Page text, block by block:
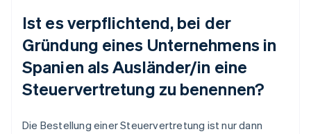
Ist es verpflichtend, bei der
Gründung eines Unternehmens in
Spanien als Ausländer/in eine
Steuervertretung zu benennen?
Die Bestellung einer Steuervertretung ist nur dann